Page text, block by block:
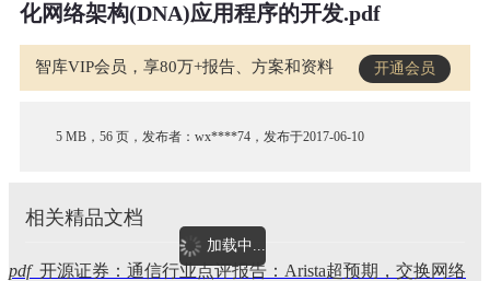
化网络架构(DNA)应用程序的开发.pdf
智库VIP会员，享80万+报告、方案和资料 开通会员
5 MB，56 页，发布者：wx****74，发布于2017-06-10
加载中...
相关精品文档
pdf开源证券：通信行业点评报告：Arista超预期，交换网络